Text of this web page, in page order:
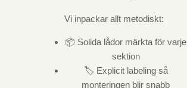
Vi inpackar allt metodiskt:
📦 Solida lådor märkta för varje
sektion
🏷️ Explicit labeling så
monteringen blir snabb